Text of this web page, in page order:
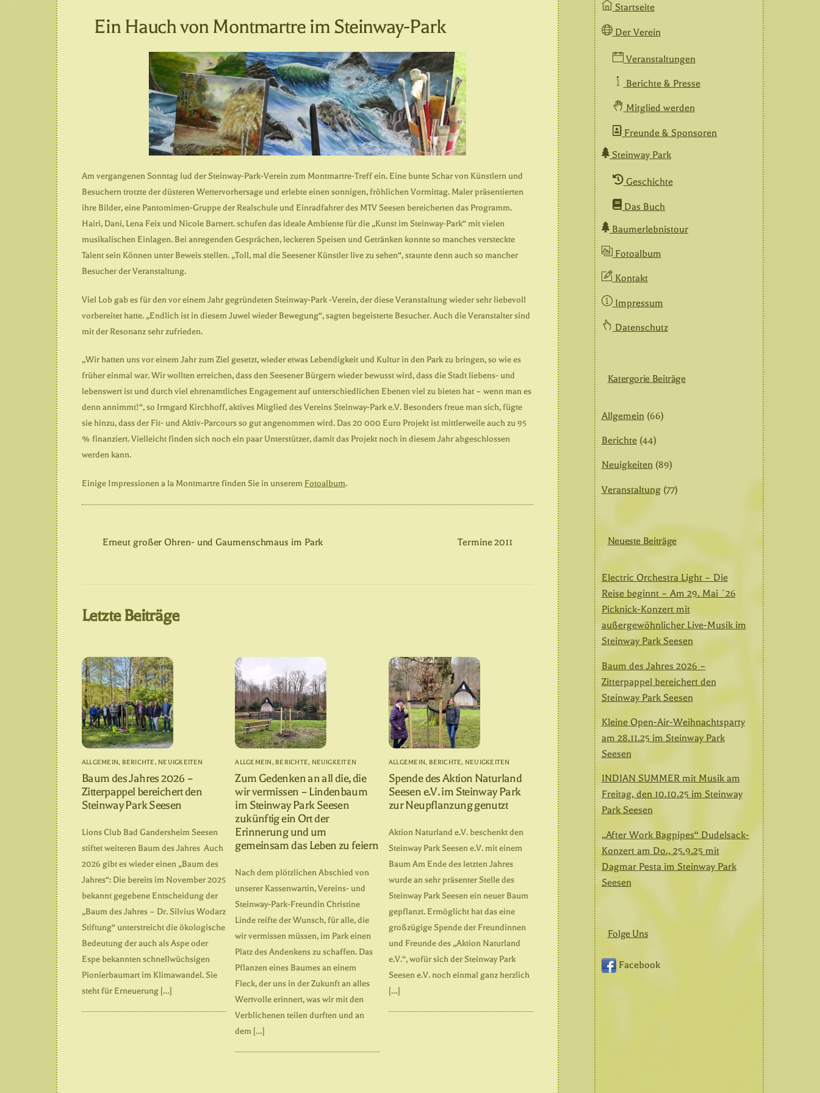
Ein Hauch von Montmartre im Steinway-Park
Am vergangenen Sonntag lud der Steinway-Park-Verein zum Montmartre-Treff ein. Eine bunte Schar von Künstlern und
Besuchern trotzte der düsteren Wettervorhersage und erlebte einen sonnigen, fröhlichen Vormittag. Maler präsentierten
ihre Bilder, eine Pantomimen-Gruppe der Realschule und Einradfahrer des MTV Seesen bereicherten das Programm.
Hairi, Dani, Lena Feix und Nicole Barnert. schufen das ideale Ambiente für die „Kunst im Steinway-Park“ mit vielen
musikalischen Einlagen. Bei anregenden Gesprächen, leckeren Speisen und Getränken konnte so manches versteckte
Talent sein Können unter Beweis stellen. „Toll, mal die Seesener Künstler live zu sehen“, staunte denn auch so mancher
Besucher der Veranstaltung.
Viel Lob gab es für den vor einem Jahr gegründeten Steinway-Park -Verein, der diese Veranstaltung wieder sehr liebevoll
vorbereitet hatte. „Endlich ist in diesem Juwel wieder Bewegung“, sagten begeisterte Besucher. Auch die Veranstalter sind
mit der Resonanz sehr zufrieden.
„Wir hatten uns vor einem Jahr zum Ziel gesetzt, wieder etwas Lebendigkeit und Kultur in den Park zu bringen, so wie es
früher einmal war. Wir wollten erreichen, dass den Seesener Bürgern wieder bewusst wird, dass die Stadt liebens- und
lebenswert ist und durch viel ehrenamtliches Engagement auf unterschiedlichen Ebenen viel zu bieten hat – wenn man es
denn annimmt!“, so Irmgard Kirchhoff, aktives Mitglied des Vereins Steinway-Park e.V. Besonders freue man sich, fügte
sie hinzu, dass der Fit- und Aktiv-Parcours so gut angenommen wird. Das 20 000 Euro Projekt ist mittlerweile auch zu 95
% finanziert. Vielleicht finden sich noch ein paar Unterstützer, damit das Projekt noch in diesem Jahr abgeschlossen
werden kann.
Einige Impressionen a la Montmartre finden Sie in unserem Fotoalbum.
Erneut großer Ohren- und Gaumenschmaus im Park Termine 2011
Letzte Beiträge
ALLGEMEIN, BERICHTE, NEUIGKEITEN
Baum des Jahres 2026 –
Zitterpappel bereichert den
Steinway Park Seesen
Lions Club Bad Gandersheim Seesen
stiftet weiteren Baum des Jahres Auch
2026 gibt es wieder einen „Baum des
Jahres“: Die bereits im November 2025
bekannt gegebene Entscheidung der
„Baum des Jahres – Dr. Silvius Wodarz
Stiftung“ unterstreicht die ökologische
Bedeutung der auch als Aspe oder
Espe bekannten schnellwüchsigen
Pionierbaumart im Klimawandel. Sie
steht für Erneuerung […]
ALLGEMEIN, BERICHTE, NEUIGKEITEN
Zum Gedenken an all die, die
wir vermissen – Lindenbaum
im Steinway Park Seesen
zukünftig ein Ort der
Erinnerung und um
gemeinsam das Leben zu feiern
Nach dem plötzlichen Abschied von
unserer Kassenwartin, Vereins- und
Steinway-Park-Freundin Christine
Linde reifte der Wunsch, für alle, die
wir vermissen müssen, im Park einen
Platz des Andenkens zu schaffen. Das
Pflanzen eines Baumes an einem
Fleck, der uns in der Zukunft an alles
Wertvolle erinnert, was wir mit den
Verblichenen teilen durften und an
dem […]
ALLGEMEIN, BERICHTE, NEUIGKEITEN
Spende des Aktion Naturland
Seesen e.V. im Steinway Park
zur Neupflanzung genutzt
Aktion Naturland e.V. beschenkt den
Steinway Park Seesen e.V. mit einem
Baum Am Ende des letzten Jahres
wurde an sehr präsenter Stelle des
Steinway Park Seesen ein neuer Baum
gepflanzt. Ermöglicht hat das eine
großzügige Spende der Freundinnen
und Freunde des „Aktion Naturland
e.V.“, wofür sich der Steinway Park
Seesen e.V. noch einmal ganz herzlich
[…]
Startseite
Der Verein
Veranstaltungen
Berichte & Presse
Mitglied werden
Freunde & Sponsoren
Steinway Park
Geschichte
Das Buch
Baumerlebnistour
Fotoalbum
Kontakt
Impressum
Datenschutz
Katergorie Beiträge
Allgemein(66)
Berichte(44)
Neuigkeiten(89)
Veranstaltung(77)
Neueste Beiträge
Electric Orchestra Light – Die
Reise beginnt – Am 29. Mai ´26
Picknick-Konzert mit
außergewöhnlicher Live-Musik im
Steinway Park Seesen
Baum des Jahres 2026 –
Zitterpappel bereichert den
Steinway Park Seesen
Kleine Open-Air-Weihnachtsparty
am 28.11.25 im Steinway Park
Seesen
INDIAN SUMMER mit Musik am
Freitag, den 10.10.25 im Steinway
Park Seesen
„After Work Bagpipes“ Dudelsack-
Konzert am Do., 25.9.25 mit
Dagmar Pesta im Steinway Park
Seesen
Folge Uns
Facebook